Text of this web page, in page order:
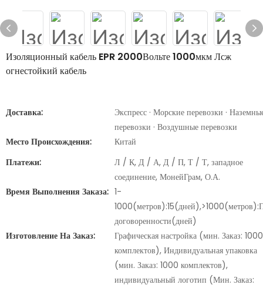
Изоляционный кабель EPR 2000Вольте 1000мкм Лсж
огнестойкий кабель
Доставка:
Экспресс · Морские перевозки ·
перевозки · Воздушные перевозки
Место Происхождения:
Китай
Платежи:
Л / К, Д / А, Д / П, Т / Т, западное
соединение, МонейГрам, О.А.
Время Выполнения Заказа: 1-
договоренности(дней)
Изготовление На Заказ:
Графическая настройка (мин. Заказ: 1000
комплектов), Индивидуальная упаковка
(мин. Заказ: 1000 комплектов),
индивидуальный логотип (Мин. Заказ: